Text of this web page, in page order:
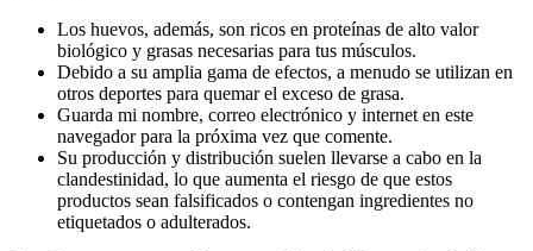
Los huevos, además, son ricos en proteínas de alto valor
biológico y grasas necesarias para tus músculos.
Debido a su amplia gama de efectos, a menudo se utilizan en
otros deportes para quemar el exceso de grasa.
Guarda mi nombre, correo electrónico y internet en este
navegador para la próxima vez que comente.
Su producción y distribución suelen llevarse a cabo en la
clandestinidad, lo que aumenta el riesgo de que estos
productos sean falsificados o contengan ingredientes no
etiquetados o adulterados.